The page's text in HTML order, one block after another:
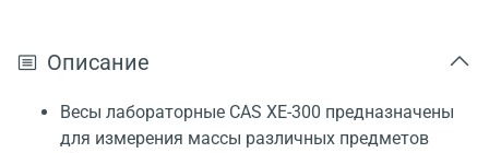
Описание
Весы лабораторные CAS XE-300 предназначены
для измерения массы различных предметов